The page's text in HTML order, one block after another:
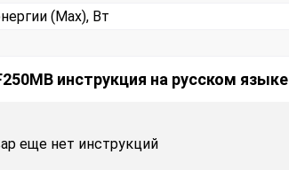
(Max), Вт
инструкция на русском языке
еще нет инструкций